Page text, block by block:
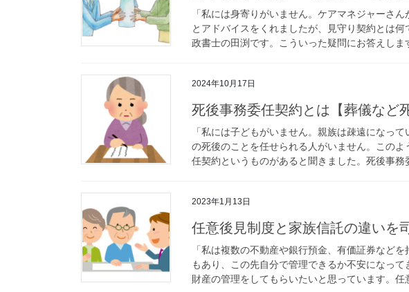
「私には身寄りがいません。ケアマネジャーさ
とアドバイスをくれましたが、見守り契約と
政書士の田渕です。こういった疑問にお答えし
2024年10月17日
死後事務委任契約とは【葬儀など
「私には子どもがいません。親族は疎遠になっ
の死後のことを任せられる人がいません。この
任契約というものがあると聞きました。死後事
2023年1月13日
任意後見制度と家族信託の違いを
「私は複数の不動産や銀行預金、有価証券など
もあり、この先自分で管理できるか不安になっ
財産の管理をしてもらいたいと思っています。